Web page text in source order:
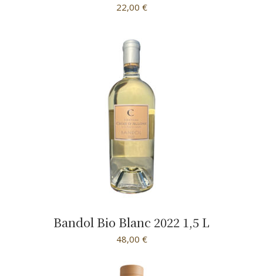
22,00 €
Bandol Bio Blanc 2022 1,5 L
48,00 €